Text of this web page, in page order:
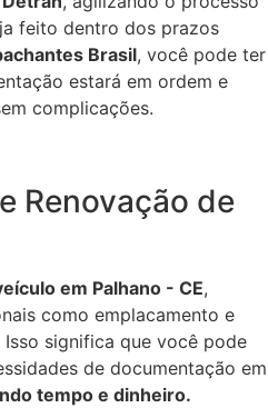
feito dentro dos prazos
Brasil, você pode ter
estará em ordem e
complicações.
Renovação de
em Palhano - CE,
como emplacamento e
significa que você pode
de documentação em
tempo e dinheiro.